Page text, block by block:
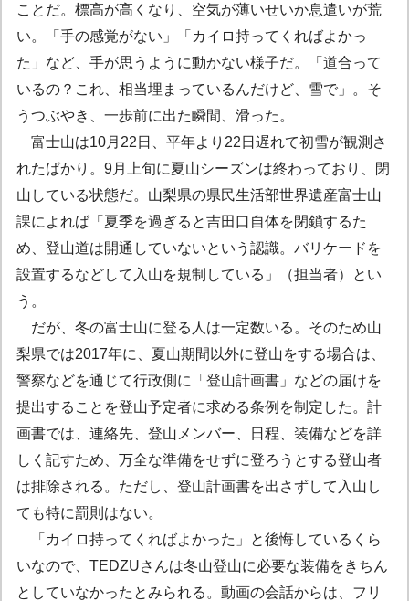
ことだ。標高が高くなり、空気が薄いせいか息遣いが荒
い。「手の感覚がない」「カイロ持ってくればよかっ
た」など、手が思うように動かない様子だ。「道合って
いるの？これ、相当埋まっているんだけど、雪で」。そ
うつぶやき、一歩前に出た瞬間、滑った。
富士山は10月22日、平年より22日遅れて初雪が観測さ
れたばかり。9月上旬に夏山シーズンは終わっており、閉
山している状態だ。山梨県の県民生活部世界遺産富士山
課によれば「夏季を過ぎると吉田口自体を閉鎖するた
め、登山道は開通していないという認識。バリケードを
設置するなどして入山を規制している」（担当者）とい
う。
だが、冬の富士山に登る人は一定数いる。そのため山
梨県では2017年に、夏山期間以外に登山をする場合は、
警察などを通じて行政側に「登山計画書」などの届けを
提出することを登山予定者に求める条例を制定した。計
画書では、連絡先、登山メンバー、日程、装備などを詳
しく記すため、万全な準備をせずに登ろうとする登山者
は排除される。ただし、登山計画書を出さずして入山し
ても特に罰則はない。
「カイロ持ってくればよかった」と後悔しているくら
いなので、TEDZUさんは冬山登山に必要な装備をきちん
としていなかったとみられる。動画の会話からは、フリ